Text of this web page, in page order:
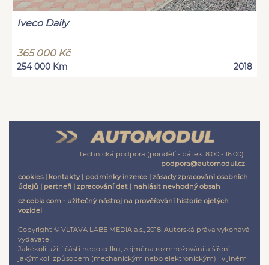
Iveco Daily
365 000 Kč
254 000 Km 2018
technická podpora (pondělí - pátek: 8:00 - 16:00):
podpora@automodul.cz
cookies| kontakty| podmínky inzerce | zásady zpracování osobních
údajů | partneři | zpracování dat | nahlásit nevhodný obsah
cz.cebia.com - užitečný nástroj na prověřování historie ojetých
vozidel
Copyright © VLTAVA LABE MEDIA a.s., 2018. Autorská práva vykonává
vydavatel.
Jakékoli užití části nebo celku, zejména rozmnožování a šíření
jakýmkoli způsobem (mechanickým nebo elektronickým) i v jiném